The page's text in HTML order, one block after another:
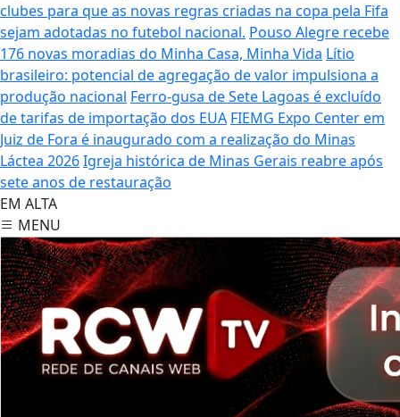
clubes para que as novas regras criadas na copa pela Fifa
sejam adotadas no futebol nacional. Pouso Alegre recebe
176 novas moradias do Minha Casa, Minha Vida Lítio
brasileiro: potencial de agregação de valor impulsiona a
produção nacional Ferro-gusa de Sete Lagoas é excluído
de tarifas de importação dos EUA FIEMG Expo Center em
Juiz de Fora é inaugurado com a realização do Minas
Láctea 2026Igreja histórica de Minas Gerais reabre após
sete anos de restauração
EM ALTA
MENU